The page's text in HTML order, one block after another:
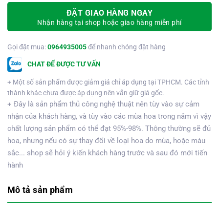
ĐẶT GIAO HÀNG NGAY
Nhận hàng tại shop hoặc giao hàng miễn phí
Gọi đặt mua:0964935005để nhanh chóng đặt hàng
CHAT ĐỂ ĐƯỢC TƯ VẤN
+ Một số sản phẩm được giảm giá chỉ áp dụng tại TPHCM. Các tỉnh
thành khác chưa được áp dụng nên vẫn giữ giá gốc.
+ Đây là sản phẩm thủ công nghệ thuật nên tùy vào sự cảm
nhận của khách hàng, và tùy vào các mùa hoa trong năm vì vậy
chất lượng sản phẩm có thể đạt 95%-98%. Thông thường sẽ đủ
hoa, nhưng nếu có sự thay đổi về loại hoa do mùa, hoặc màu
sắc... shop sẽ hỏi ý kiến khách hàng trước và sau đó mới tiến
hành
Mô tả sản phẩm